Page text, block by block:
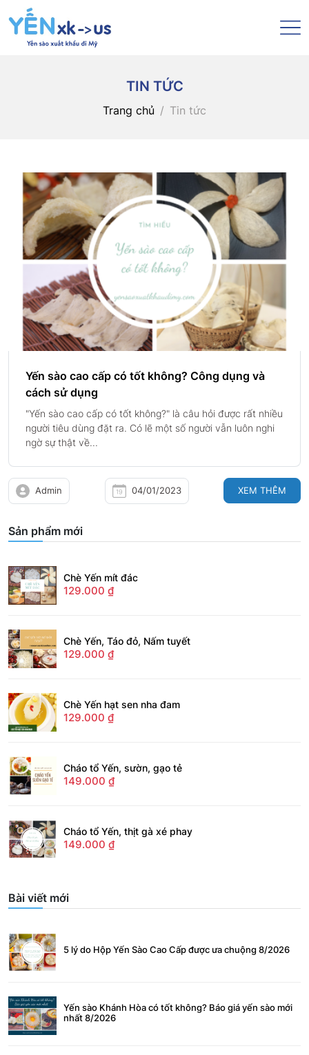
TIN TỨC
Trang chủ Tin tức
Yến sào cao cấp có tốt không? Công dụng và
cách sử dụng
"Yến sào cao cấp có tốt không?" là câu hỏi được rất nhiều
người tiêu dùng đặt ra. Có lẽ một số người vẫn luôn nghi
ngờ sự thật về...
Admin 04/01/2023 XEM THÊM
Sản phẩm mới
Chè Yến mít đác
129.000 ₫
Chè Yến, Táo đỏ, Nấm tuyết
129.000 ₫
Chè Yến hạt sen nha đam
129.000 ₫
Cháo tổ Yến, sườn, gạo tẻ
149.000 ₫
Cháo tổ Yến, thịt gà xé phay
149.000 ₫
Bài viết mới
5 lý do Hộp Yến Sào Cao Cấp được ưa chuộng 8/2026
Yến sào Khánh Hòa có tốt không? Báo giá yến sào mới
nhất 8/2026